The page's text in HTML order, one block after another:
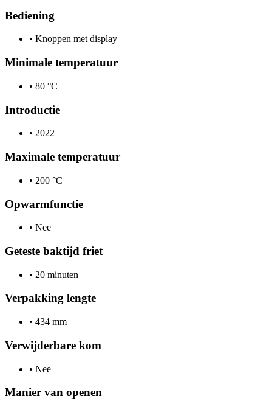
Bediening
• Knoppen met display
Minimale temperatuur
• 80 °C
Introductie
• 2022
Maximale temperatuur
• 200 °C
Opwarmfunctie
• Nee
Geteste baktijd friet
• 20 minuten
Verpakking lengte
• 434 mm
Verwijderbare kom
• Nee
Manier van openen